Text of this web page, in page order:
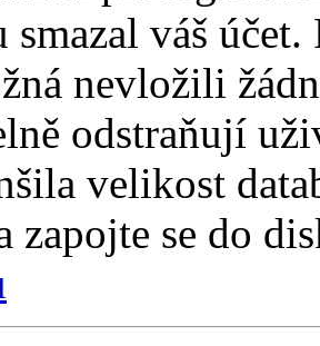
smazal váš
nevložili
odstraňují
velikost
zapojte se do